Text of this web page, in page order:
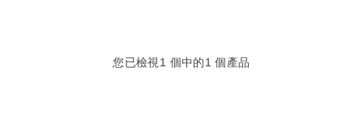
您已檢視 1 個中的1 個產品